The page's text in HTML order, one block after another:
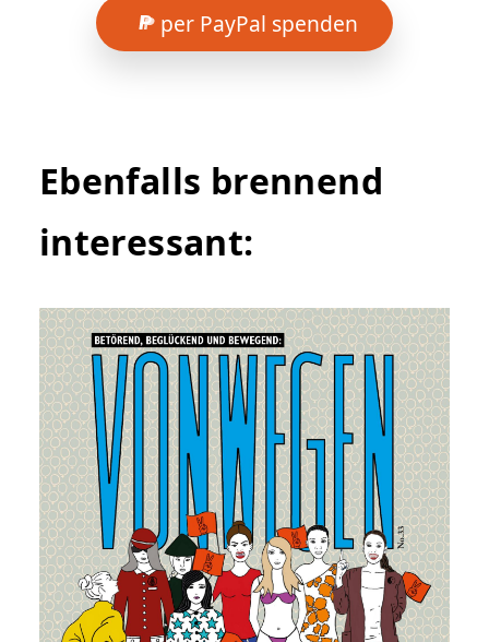
per PayPal spenden
Ebenfalls brennend
interessant: